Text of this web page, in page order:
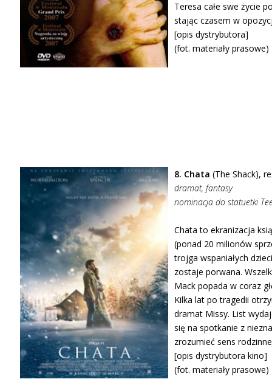
Teresa całe swe życie
stając czasem w
[opis dystrybutora]
(fot. materiały prasowe)
8. Chata (The Shack),
dramat, fantasy
nominacja do statuetki
Chata to ekranizacja
(ponad 20 milionów
trojga wspaniałych
zostaje porwana.
Mack popada w coraz
Kilka lat po tragedii
dramat Missy. List
się na spotkanie z
zrozumieć sens
[opis dystrybutora kino]
(fot. materiały prasowe)